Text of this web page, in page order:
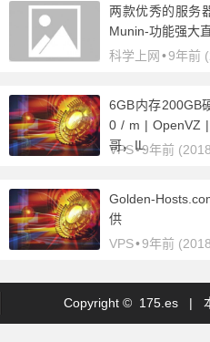
两款优秀的服务
Munin-功能强大
科学上网 •9年前
6GB内存200GB
0 / m | OpenVZ
哥，IL
VPS•9年前
Golden-
供
VPS•9年前
Copyright © 175.es |